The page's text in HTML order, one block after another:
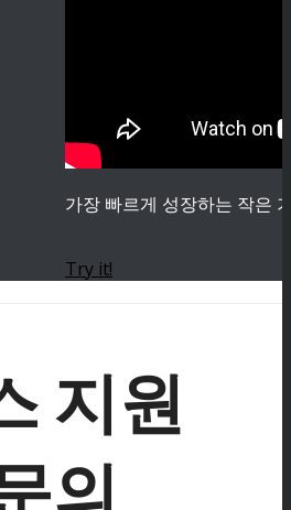
가장 빠르게 성장하는 작은
Try it!
지원
의